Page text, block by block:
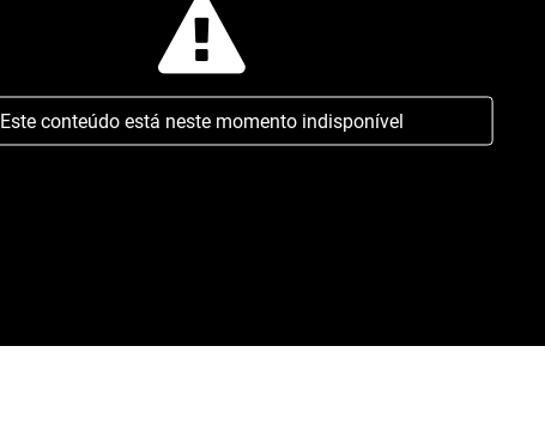
Este conteúdo está neste momento indisponível